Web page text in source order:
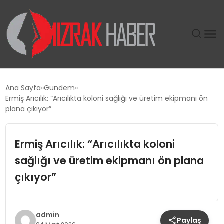
SIYASET
EKONOMI
SPOR
TEKNOLOJI
Ana Sayfa Gündem
Ermiş Arıcılık: “Arıcılıkta koloni sağlığı ve üretim ekipmanı ön
plana çıkıyor”
Ermiş Arıcılık: “Arıcılıkta koloni
sağlığı ve üretim ekipmanı ön plana
çıkıyor”
admin
Paylaş